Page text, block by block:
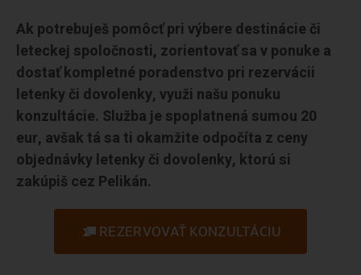
Ak potrebuješ pomôcť pri výbere destinácie či
leteckej spoločnosti, zorientovať sa v ponuke a
dostať kompletné poradenstvo pri rezervácii
letenky či dovolenky, využi našu ponuku
konzultácie. Služba je spoplatnená sumou 20
eur, avšak tá sa ti okamžite odpočíta z ceny
objednávky letenky či dovolenky, ktorú si
zakúpiš cez Pelikán.
REZERVOVAŤ KONZULTÁCIU